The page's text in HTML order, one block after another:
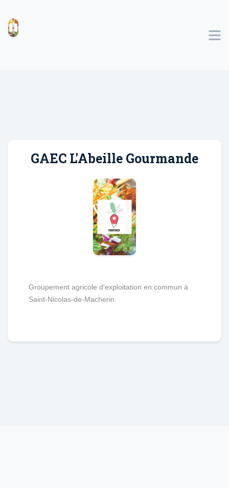
GAEC L'Abeille Gourmande
Groupement agricole d'exploitation en commun à
Saint-Nicolas-de-Macherin